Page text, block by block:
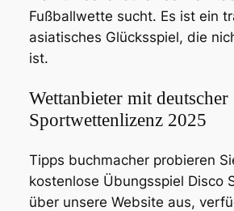
Fußballwette sucht. Es ist ein
asiatisches Glücksspiel, die
ist.
Wettanbieter mit deutscher
Sportwettenlizenz 2025
Tipps buchmacher probieren
kostenlose Übungsspiel Disco
über unsere Website aus,